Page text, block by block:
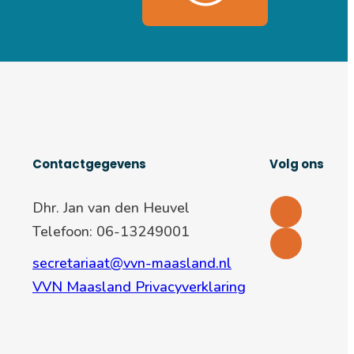
Contactgegevens
Dhr. Jan van den Heuvel
Telefoon: 06-13249001
secretariaat@vvn-maasland.nl
VVN Maasland Privacyverklaring
Volg ons